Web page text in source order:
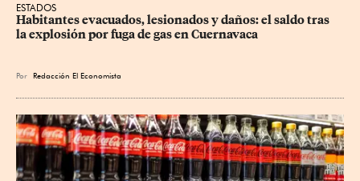
ESTADOS
Habitantes evacuados, lesionados y daños: el saldo tras
la explosión por fuga de gas en Cuernavaca
Por Redacción El Economista